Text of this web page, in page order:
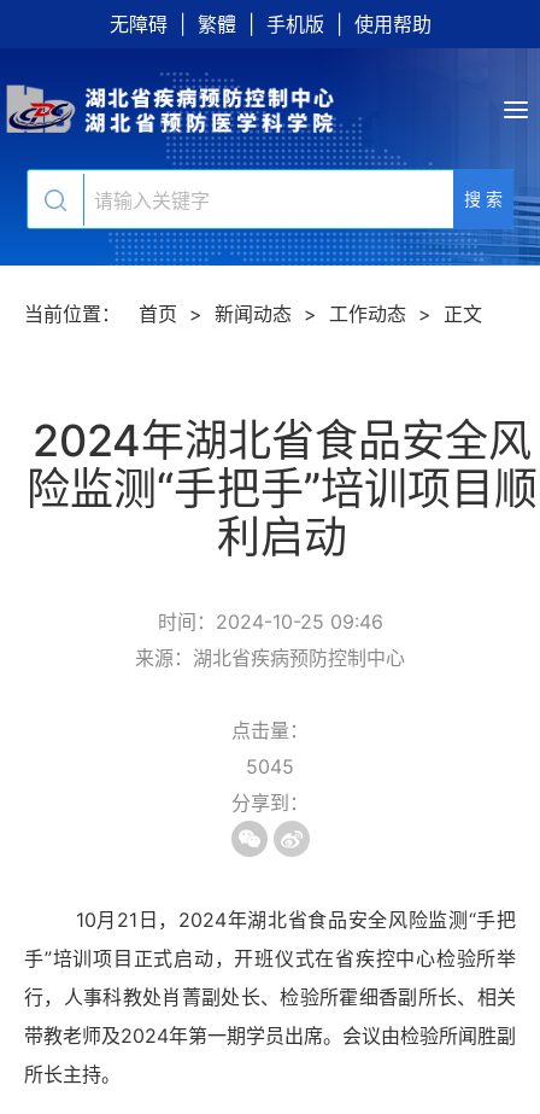
无障碍 繁體 手机版 使用帮助
搜 索
当前位置： 首页 > 新闻动态 > 工作动态 > 正文
2024年湖北省食品安全风
险监测“手把手”培训项目顺
利启动
时间：2024-10-25 09:46
来源：湖北省疾病预防控制中心
点击量：
5045
分享到：
10月21日，2024年湖北省食品安全风险监测“手把
手”培训项目正式启动，开班仪式在省疾控中心检验所举
行，人事科教处肖菁副处长、检验所霍细香副所长、相关
带教老师及2024年第一期学员出席。会议由检验所闻胜副
所长主持。